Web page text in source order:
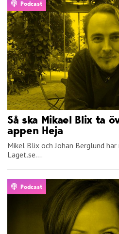
Podcast
Så ska Mikael Blix ta
appen Heja
Mikel Blix och Johan Berglund har
Laget.se....
Podcast